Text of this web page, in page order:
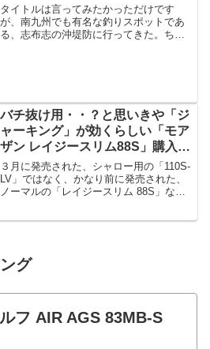
タイトルは言ってみたかっただけです
が、南九州でも有名な釣りスポットであ
る、志布志の沖堤防に行ってきた。ちな
バチ抜け用・・？と思いきや「ジ
ャーキング」が効くらしい「モア
ザン レイジースリム88S」購入イ
ンプレ
３月に発売された、シャロー用の「110S-
LV」ではなく、かなり前に発売された、
ノーマルの「レイジースリム 88S」なの
グ
フ AIR AGS 83MB-S